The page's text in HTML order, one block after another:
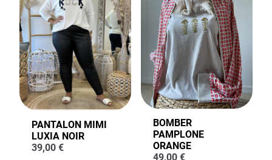
PANTALON MIMI
LUXIA NOIR
39,00 €
BOMBER
PAMPLONE
ORANGE
49,00 €